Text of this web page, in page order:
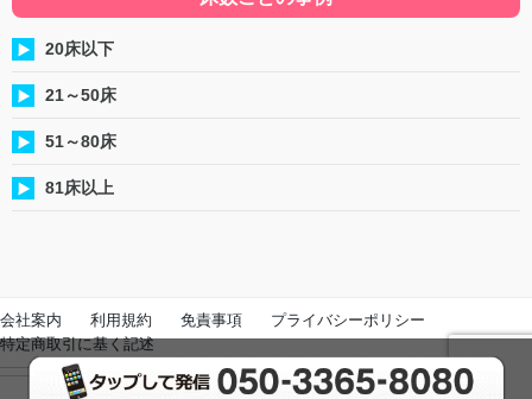
20床以下
21～50床
51～80床
81床以上
会社案内 利用規約 免責事項
プライバシーポリシー
特定商取引に基く記述
c Copyright 2000 - 2026 HEIWA TECHNO SYSTEM Ltd. All Rights Reserved.